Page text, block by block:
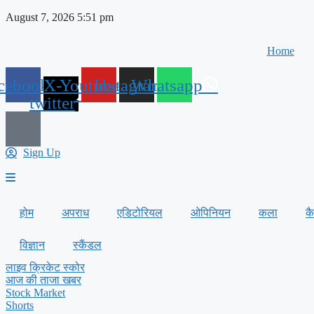
Skip
August 7, 2026 5:51 pm
Home
X-
twitter
YoutubeInstagramWhatsapp
Sign Up
होम अपराध एडिटोरियल ओपिनियन कला
विज्ञान
स्कैंडल
लाइव क्रिकेट स्कोर
आज की ताजा खबर
Stock Market
Shorts